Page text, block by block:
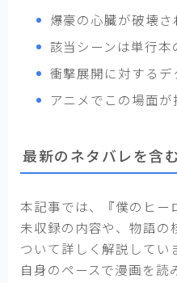
爆豪の心臓が破壊
該当シーンは単行本
衝撃展開に対するデ
アニメでこの場面
最新のネタバレを含
本記事では、『僕のヒー
未収録の内容や、物語の
ついて詳しく解説してい
自身のペースで漫画を読